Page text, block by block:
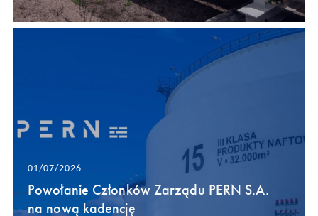
01/07/2026
Powołanie Członków Zarządu PERN S.A.
na nową kadencję